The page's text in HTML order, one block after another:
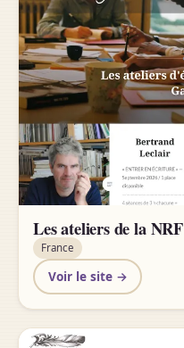
Les ateliers de la NRF
France
Voir le site →